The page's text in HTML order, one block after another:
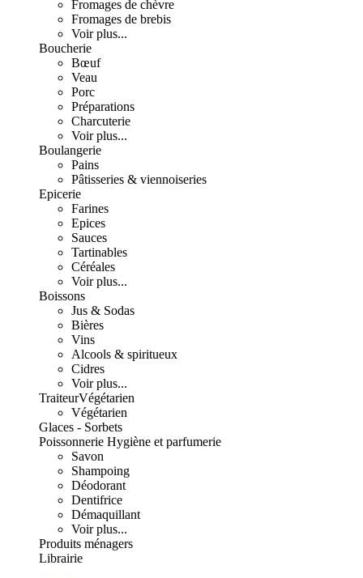
Fromages de chèvre
Fromages de brebis
Voir plus...
Boucherie
Bœuf
Veau
Porc
Préparations
Charcuterie
Voir plus...
Boulangerie
Pains
Pâtisseries & viennoiseries
Epicerie
Farines
Epices
Sauces
Tartinables
Céréales
Voir plus...
Boissons
Jus & Sodas
Bières
Vins
Alcools & spiritueux
Cidres
Voir plus...
TraiteurVégétarien
Végétarien
Glaces - Sorbets
Poissonnerie Hygiène et parfumerie
Savon
Shampoing
Déodorant
Dentifrice
Démaquillant
Voir plus...
Produits ménagers
Librairie